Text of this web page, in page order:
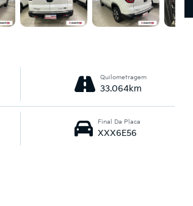
Quilometragem
33.064km
Final Da Placa
XXX6E56